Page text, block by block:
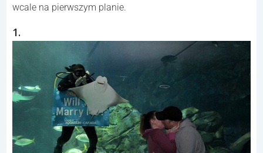
wcale na pierwszym planie.
1.